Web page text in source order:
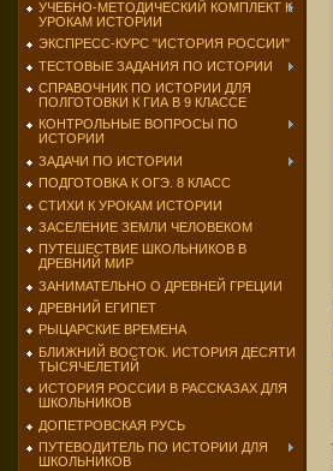
УЧЕБНО-МЕТОДИЧЕСКИЙ КОМПЛЕКТ К
УРОКАМ ИСТОРИИ
ЭКСПРЕСС-КУРС "ИСТОРИЯ РОССИИ"
ТЕСТОВЫЕ ЗАДАНИЯ ПО ИСТОРИИ
СПРАВОЧНИК ПО ИСТОРИИ ДЛЯ
ПОЛГОТОВКИ К ГИА В 9 КЛАССЕ
КОНТРОЛЬНЫЕ ВОПРОСЫ ПО
ИСТОРИИ
ЗАДАЧИ ПО ИСТОРИИ
ПОДГОТОВКА К ОГЭ. 8 КЛАСС
СТИХИ К УРОКАМ ИСТОРИИ
ЗАСЕЛЕНИЕ ЗЕМЛИ ЧЕЛОВЕКОМ
ПУТЕШЕСТВИЕ ШКОЛЬНИКОВ В
ДРЕВНИЙ МИР
ЗАНИМАТЕЛЬНО О ДРЕВНЕЙ ГРЕЦИИ
ДРЕВНИЙ ЕГИПЕТ
РЫЦАРСКИЕ ВРЕМЕНА
БЛИЖНИЙ ВОСТОК. ИСТОРИЯ ДЕСЯТИ
ТЫСЯЧЕЛЕТИЙ
ИСТОРИЯ РОССИИ В РАССКАЗАХ ДЛЯ
ШКОЛЬНИКОВ
ДОПЕТРОВСКАЯ РУСЬ
ПУТЕВОДИТЕЛЬ ПО ИСТОРИИ ДЛЯ
ШКОЛЬНИКОВ